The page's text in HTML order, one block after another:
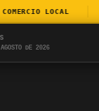
LOCAL
DE 2026